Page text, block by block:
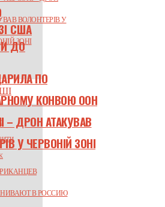
США
ДО
ПО
КОНВОЮ ООН
– ДРОН АТАКУВАВ
У ЧЕРВОНІЙ ЗОНІ